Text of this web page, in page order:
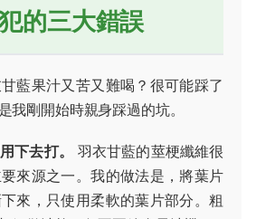
的三大錯誤
藍果汁又苦又難喝？很可能踩了
我剛開始時親身踩過的坑。
下去打。
羽衣甘藍的莖梗纖維很
來源之一。我的做法是，將葉片
來，只使用柔軟的葉片部分。粗